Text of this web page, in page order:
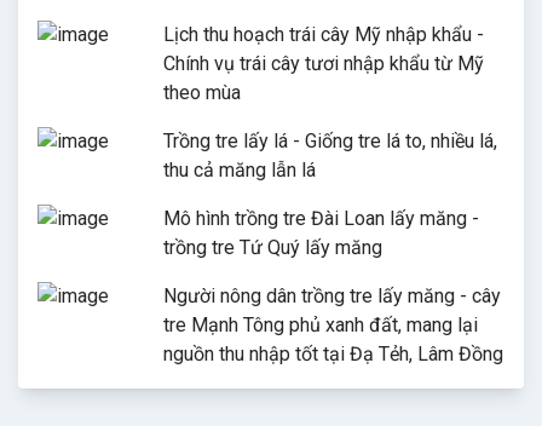
Lịch thu hoạch trái cây Mỹ nhập khẩu -
Chính vụ trái cây tươi nhập khẩu từ Mỹ
theo mùa
Trồng tre lấy lá - Giống tre lá to, nhiều lá,
thu cả măng lẫn lá
Mô hình trồng tre Đài Loan lấy măng -
trồng tre Tứ Quý lấy măng
Người nông dân trồng tre lấy măng - cây
tre Mạnh Tông phủ xanh đất, mang lại
nguồn thu nhập tốt tại Đạ Tẻh, Lâm Đồng